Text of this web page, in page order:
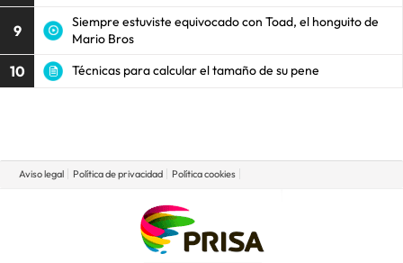
9
Siempre estuviste equivocado con Toad, el honguito de
Mario Bros
10 Técnicas para calcular el tamaño de su pene
Aviso legal Política de privacidad Política cookies